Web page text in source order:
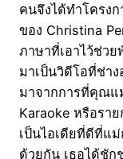
คนจึงได้ทำโครงก
ของ Christina
ภาษาที่เอาไว้ช่ว
มาเป็นวิดีโอที่ช่า
มาจากการที่คุณแ
Karaoke หรือรา
เป็นไอเดียที่ดีที่แ
ด้วยกัน เธอได้ชั